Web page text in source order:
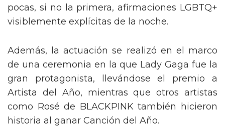
pocas, si no la primera, afirmaciones LGBTQ+
visiblemente explícitas de la noche.
Además, la actuación se realizó en el marco
de una ceremonia en la que Lady Gaga fue la
gran protagonista, llevándose el premio a
Artista del Año, mientras que otros artistas
como Rosé de BLACKPINK también hicieron
historia al ganar Canción del Año.